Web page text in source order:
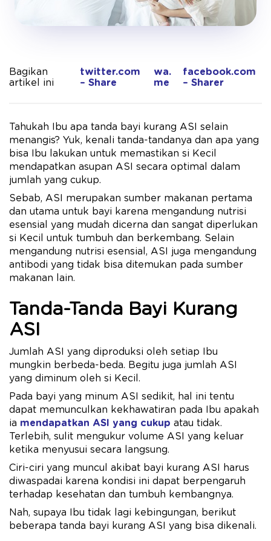
Bagikan
artikel ini
twitter.com
– Share
wa.
me
facebook.com
– Sharer
Tahukah Ibu apa tanda bayi kurang ASI selain
menangis? Yuk, kenali tanda-tandanya dan apa yang
bisa Ibu lakukan untuk memastikan si Kecil
mendapatkan asupan ASI secara optimal dalam
jumlah yang cukup.
Sebab, ASI merupakan sumber makanan pertama
dan utama untuk bayi karena mengandung nutrisi
esensial yang mudah dicerna dan sangat diperlukan
si Kecil untuk tumbuh dan berkembang. Selain
mengandung nutrisi esensial, ASI juga mengandung
antibodi yang tidak bisa ditemukan pada sumber
makanan lain.
Tanda-Tanda Bayi Kurang
ASI
Jumlah ASI yang diproduksi oleh setiap Ibu
mungkin berbeda-beda. Begitu juga jumlah ASI
yang diminum oleh si Kecil.
Pada bayi yang minum ASI sedikit, hal ini tentu
dapat memunculkan kekhawatiran pada Ibu apakah
ia mendapatkan ASI yang cukup atau tidak.
Terlebih, sulit mengukur volume ASI yang keluar
ketika menyusui secara langsung.
Ciri-ciri yang muncul akibat bayi kurang ASI harus
diwaspadai karena kondisi ini dapat berpengaruh
terhadap kesehatan dan tumbuh kembangnya.
Nah, supaya Ibu tidak lagi kebingungan, berikut
beberapa tanda bayi kurang ASI yang bisa dikenali.